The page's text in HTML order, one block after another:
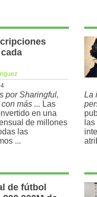
La
por Sharingful,
más ... Las
en una
de millones
las
...
de fútbol